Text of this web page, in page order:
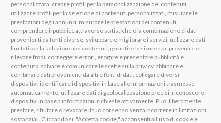
personalizzata, creare profili per la personalizzazione dei contenuti,
utilizzare profili per la selezione di contenuti personalizzati, misurare le
prestazioni degli annunci, misurare le prestazioni dei contenuti,
comprendere il pubblico attraverso statistiche o la combinazione di dati
provenienti da fonti diverse, sviluppare e migliorare i servizi, utilizzare dati
limitati per la selezione dei contenuti, garantire la sicurezza, prevenire e
rilevare frodi, correggere errori, erogare e presentare pubblicità e
contenuto, salvare e comunicare le scelte sulla privacy, abbinare e
combinare dati provenienti da altre fonti di dati, collegare diversi
dispositivi, identificare i dispositivi in base alle informazioni trasmesse
automaticamente, utilizzare dati di geolocalizzazione precisi, riconoscere i
dispositivi in base a informazioni richieste attivamente. Puoi liberamente
prestare, rifiutare o revocare il tuo consenso senza incorrere in limitazioni
sostanziali. Cliccando su "Accetta cookie," acconsenti all'uso di cookie e
SDI: T04ZHR3
info@adeogroup.it
Adeo ProAV
Adeo HomeAV
Adeo Screen
Screen Research
Adeum Cinema Suite